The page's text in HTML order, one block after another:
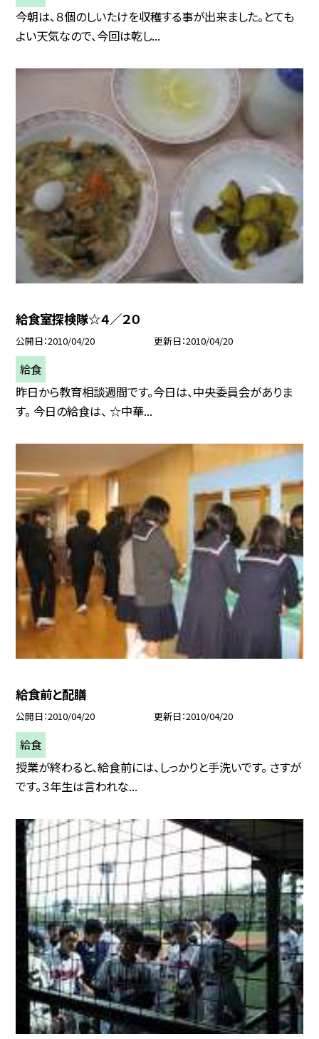
今朝は、８個のしいたけを収穫する事が出来ました。とても
よい天気なので、今回は乾し...
給食室探検隊☆４／２０
公開日 2010/04/20 更新日 2010/04/20
給食
昨日から教育相談週間です。今日は、中央委員会がありま
す。 今日の給食は、 ☆中華...
給食前と配膳
公開日 2010/04/20 更新日 2010/04/20
給食
授業が終わると、給食前には、しっかりと手洗いです。 さすが
です。３年生は言われな...